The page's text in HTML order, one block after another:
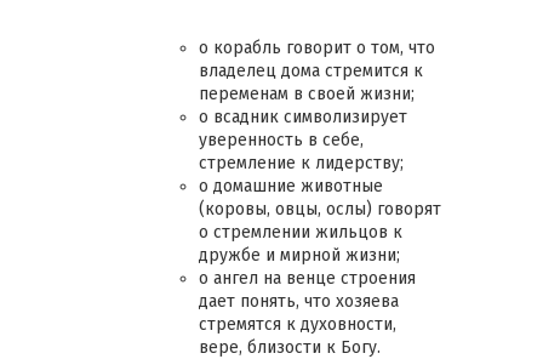
o корабль говорит о том, что
владелец дома стремится к
переменам в своей жизни;
o всадник символизирует
уверенность в себе,
стремление к лидерству;
o домашние животные
(коровы, овцы, ослы) говорят
о стремлении жильцов к
дружбе и мирной жизни;
o ангел на венце строения
дает понять, что хозяева
стремятся к духовности,
вере, близости к Богу.